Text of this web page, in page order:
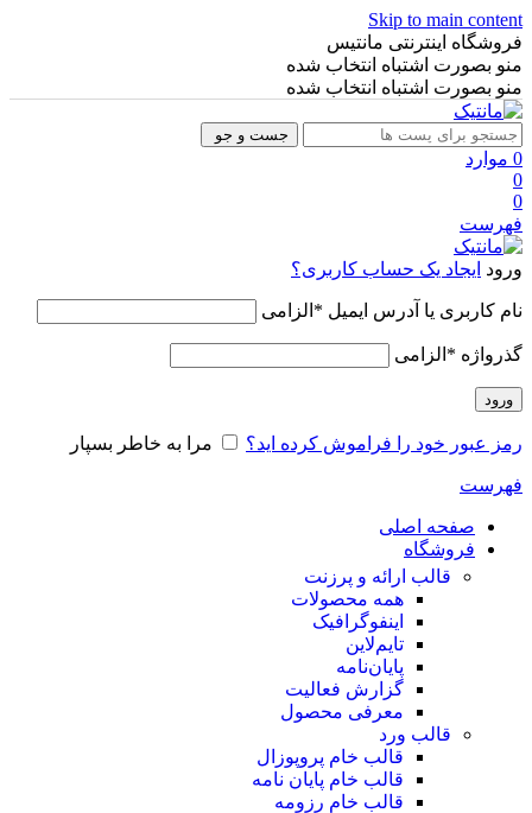
Skip to main content
فروشگاه اینترنتی مانتیس
منو بصورت اشتباه انتخاب شده
منو بصورت اشتباه انتخاب شده
جست و جو
0 موارد
0
0
فهرست
ورود ایجاد یک حساب کاربری؟
نام کاربری یا آدرس ایمیل * الزامی
گذرواژه * الزامی
ورود
رمز عبور خود را فراموش کرده اید؟ مرا به خاطر بسپار
فهرست
صفحه اصلی
فروشگاه
قالب ارائه و پرزنت
همه محصولات
اینفوگرافیک
تایم‌لاین
پایان‌نامه
گزارش فعالیت
معرفی محصول
قالب ورد
قالب خام پروپوزال
قالب خام پایان نامه
قالب خام رزومه